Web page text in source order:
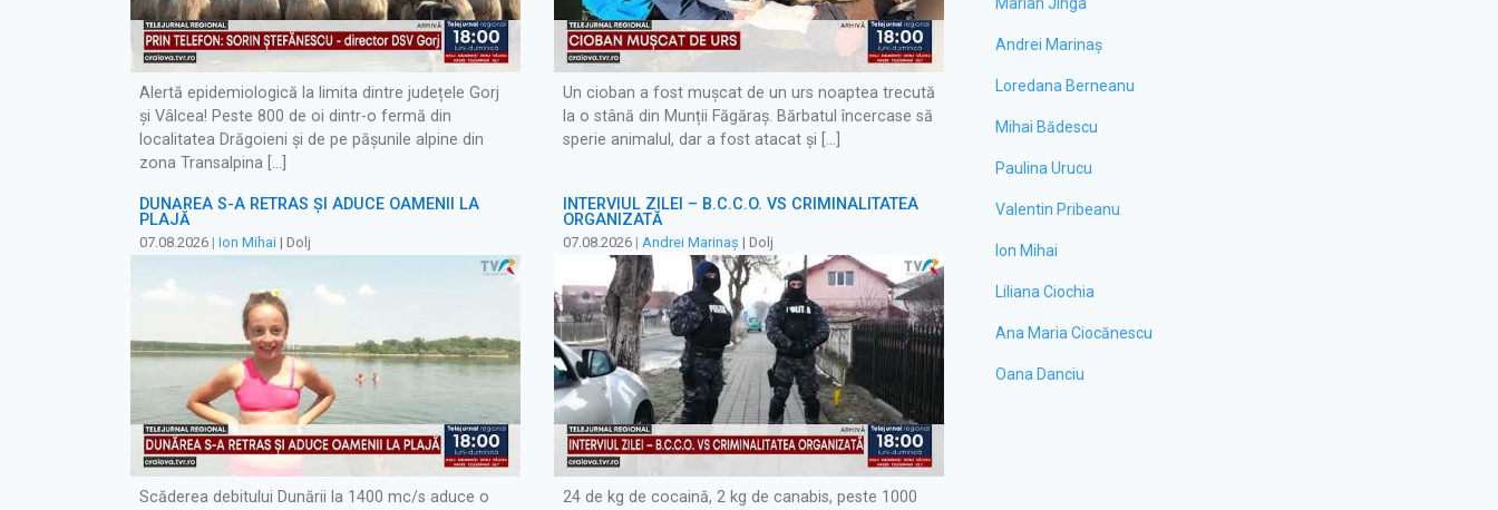
Alertă epidemiologică la limita dintre județele Gorj
și Vâlcea! Peste 800 de oi dintr-o fermă din
localitatea Drăgoieni și de pe pășunile alpine din
zona Transalpina […]
Un cioban a fost mușcat de un urs noaptea trecută
la o stână din Munții Făgăraș. Bărbatul încercase să
sperie animalul, dar a fost atacat și […]
DUNĂREA S-A RETRAS ŞI ADUCE OAMENII LA
PLAJĂ
07.08.2026 | Ion Mihai | Dolj
Scăderea debitului Dunării la 1400 mc/s aduce o
INTERVIUL ZILEI – B.C.C.O. VS CRIMINALITATEA
ORGANIZATĂ
07.08.2026 | Andrei Marinaș | Dolj
24 de kg de cocaină, 2 kg de canabis, peste 1000
Andrei Marinaș
Loredana Berneanu
Mihai Bădescu
Paulina Urucu
Valentin Pribeanu
Ion Mihai
Liliana Ciochia
Ana Maria Ciocănescu
Oana Danciu